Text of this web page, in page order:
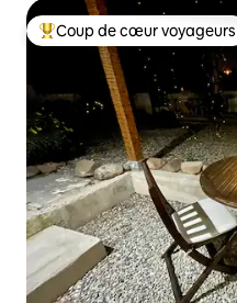
Coups de cœur voyageurs
Coup de cœur voyageurs